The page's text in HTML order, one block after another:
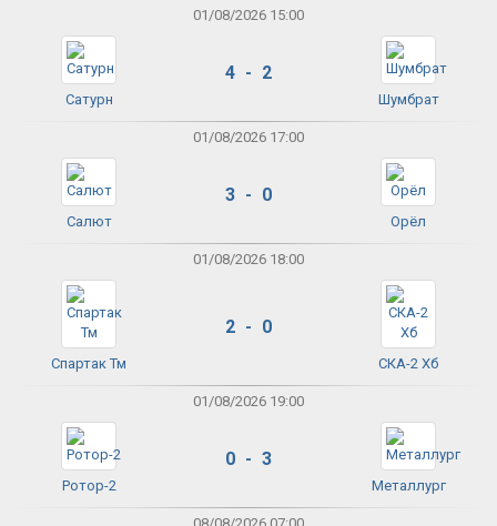
01/08/2026 15:00
Сатурн
4 - 2
Шумбрат
01/08/2026 17:00
Салют
3 - 0
Орёл
01/08/2026 18:00
Спартак Тм
2 - 0
СКА-2 Хб
01/08/2026 19:00
Ротор-2
0 - 3
Металлург